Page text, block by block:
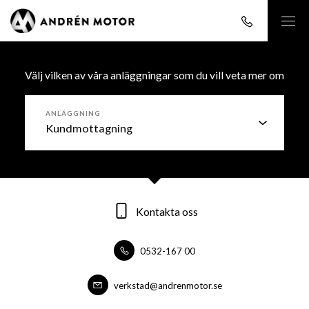
Välj vilken av våra anläggningar som du vill veta mer om
ANLÄGGNING
Kontakta oss
0532-167 00
verkstad@andrenmotor.se
Kontakta oss
0532-16700
verkstad@andrenmotor.se
Kontakta oss
0532-16700
forsaljning@andrenmotor.se